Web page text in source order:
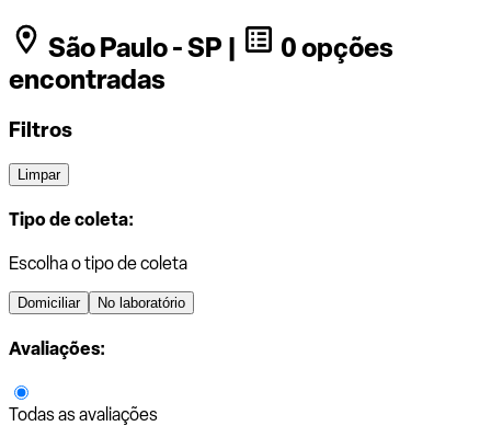
São Paulo - SP |
0 opções
encontradas
Filtros
Limpar
Tipo de coleta:
Escolha o tipo de coleta
Domiciliar No laboratório
Avaliações:
Todas as avaliações